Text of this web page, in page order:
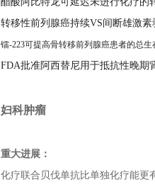
转移性前列腺癌持续VS间断雄激素
镭-223可提高骨转移前列腺癌患者的总生
FDA批准阿西替尼用于抵抗性晚期
妇科肿瘤
重大进展：
化疗联合贝伐单抗比单独化疗能更